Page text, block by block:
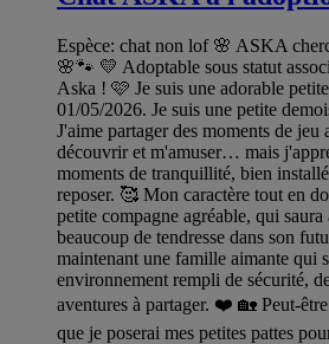
Espèce: chat non lof 🌸 ASKA
🌸🐾 💛 Adoptable sous statut
Aska ! 🩷 Je suis une adorable
01/05/2026. Je suis une petite
J'aime partager des moments de jeu
découvrir et m'amuser… mais
moments de tranquillité, bien
reposer. 🥰 Mon caractère tout en
petite compagne agréable, qui
beaucoup de tendresse dans son
maintenant une famille aimante qui
environnement rempli de sécurité,
aventures à partager. ❤️ 🏡 Peut-
que je poserai mes petites pattes